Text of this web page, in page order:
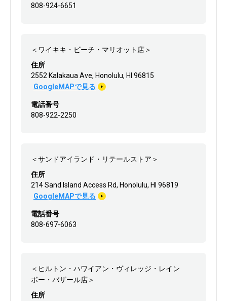
808-924-6651
＜ワイキキ・ビーチ・マリオット店＞
住所
2552 Kalakaua Ave, Honolulu, HI 96815
GoogleMAPで見る
電話番号
808-922-2250
＜サンドアイランド・リテールストア＞
住所
214 Sand Island Access Rd, Honolulu, HI 96819
GoogleMAPで見る
電話番号
808-697-6063
＜ヒルトン・ハワイアン・ヴィレッジ・レイン
ボー・バザール店＞
住所